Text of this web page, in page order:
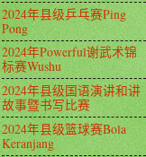
2024年县级乒乓赛Ping
Pong
2024年Powerful谢武术锦
标赛Wushu
2024年县级国语演讲和讲
故事暨书写比赛
2024年县级篮球赛Bola
Keranjang